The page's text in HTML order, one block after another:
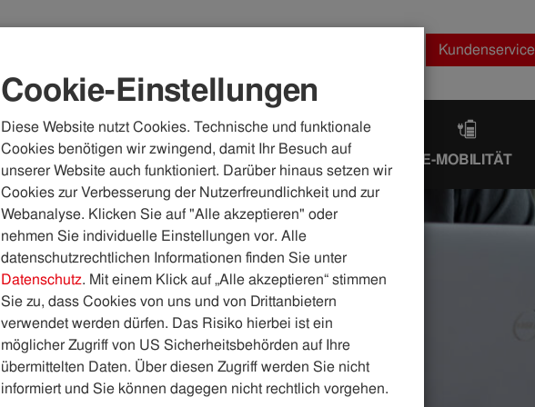
Kundenservice
WASSER & ABWASSER KÄLTE & WÄRME PHOTOVOLTAIK E-MOBILITÄT
Cookie-Einstellungen
Diese Website nutzt Cookies. Technische und funktionale
Cookies benötigen wir zwingend, damit Ihr Besuch auf
unserer Website auch funktioniert. Darüber hinaus setzen wir
Cookies zur Verbesserung der Nutzerfreundlichkeit und zur
Webanalyse. Klicken Sie auf "Alle akzeptieren" oder
nehmen Sie individuelle Einstellungen vor. Alle
datenschutzrechtlichen Informationen finden Sie unter
Datenschutz. Mit einem Klick auf „Alle akzeptieren“ stimmen
Sie zu, dass Cookies von uns und von Drittanbietern
verwendet werden dürfen. Das Risiko hierbei ist ein
möglicher Zugriff von US Sicherheitsbehörden auf Ihre
übermittelten Daten. Über diesen Zugriff werden Sie nicht
informiert und Sie können dagegen nicht rechtlich vorgehen.